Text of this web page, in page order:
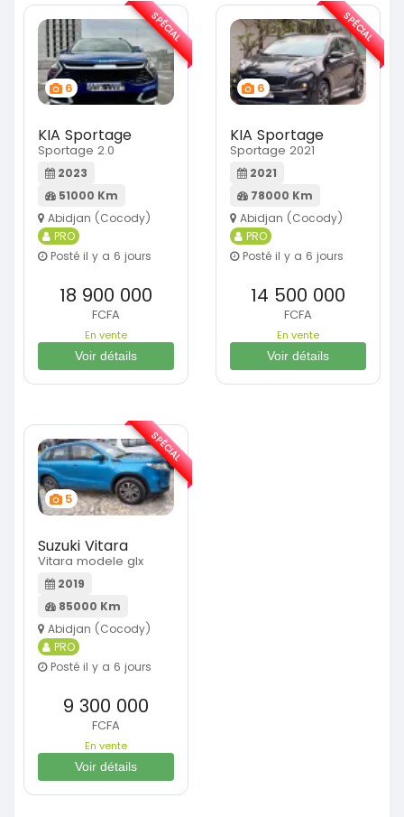
6
KIA Sportage
Sportage 2.0
2023
51000 Km
Abidjan (Cocody)
PRO
Posté il y a 6 jours
18 900 000
FCFA
En vente
Voir détails
SPÉCIAL
6
KIA Sportage
Sportage 2021
2021
78000 Km
Abidjan (Cocody)
PRO
Posté il y a 6 jours
14 500 000
FCFA
En vente
Voir détails
SPÉCIAL
5
Suzuki Vitara
Vitara modele glx
2019
85000 Km
Abidjan (Cocody)
PRO
Posté il y a 6 jours
9 300 000
FCFA
En vente
Voir détails
SPÉCIAL